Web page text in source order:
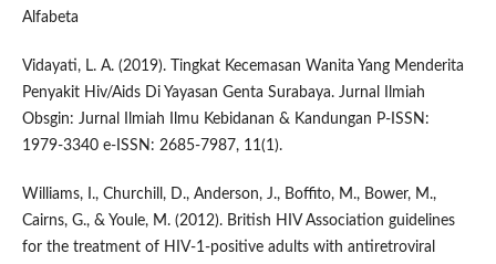
Alfabeta
Vidayati, L. A. (2019). Tingkat Kecemasan Wanita Yang Menderita
Penyakit Hiv/Aids Di Yayasan Genta Surabaya. Jurnal Ilmiah
Obsgin: Jurnal Ilmiah Ilmu Kebidanan & Kandungan P-ISSN:
1979-3340 e-ISSN: 2685-7987, 11(1).
Williams, I., Churchill, D., Anderson, J., Boffito, M., Bower, M.,
Cairns, G., & Youle, M. (2012). British HIV Association guidelines
for the treatment of HIV-1-positive adults with antiretroviral